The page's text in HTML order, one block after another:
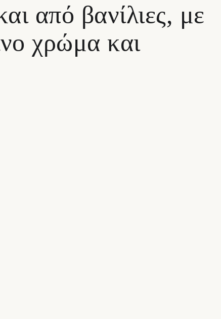
από βανίλιες, με
χρώμα και